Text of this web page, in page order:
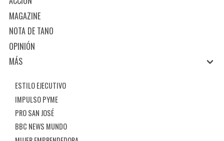
MAGAZINE
NOTA DE TANO
OPINIÓN
MÁS
ESTILO EJECUTIVO
IMPULSO PYME
PRO SAN JOSÉ
BBC NEWS MUNDO